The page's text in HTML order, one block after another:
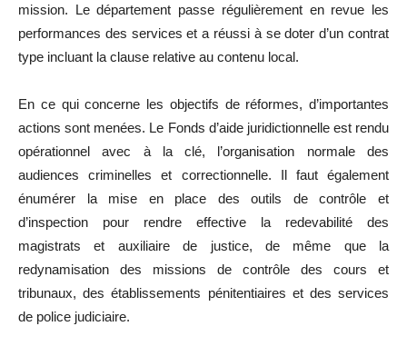
mission. Le département passe régulièrement en revue les
performances des services et a réussi à se doter d’un contrat
type incluant la clause relative au contenu local.
En ce qui concerne les objectifs de réformes, d’importantes
actions sont menées. Le Fonds d’aide juridictionnelle est rendu
opérationnel avec à la clé, l’organisation normale des
audiences criminelles et correctionnelle. Il faut également
énumérer la mise en place des outils de contrôle et
d’inspection pour rendre effective la redevabilité des
magistrats et auxiliaire de justice, de même que la
redynamisation des missions de contrôle des cours et
tribunaux, des établissements pénitentiaires et des services
de police judiciaire.